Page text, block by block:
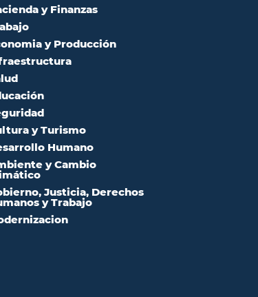
y Finanzas
y Producción
y Turismo
Humano
y Cambio
Justicia, Derechos
y Trabajo